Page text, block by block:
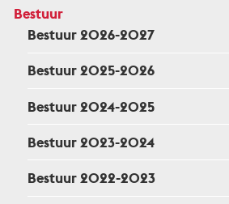
Bestuur
Bestuur 2026-2027
Bestuur 2025-2026
Bestuur 2024-2025
Bestuur 2023-2024
Bestuur 2022-2023